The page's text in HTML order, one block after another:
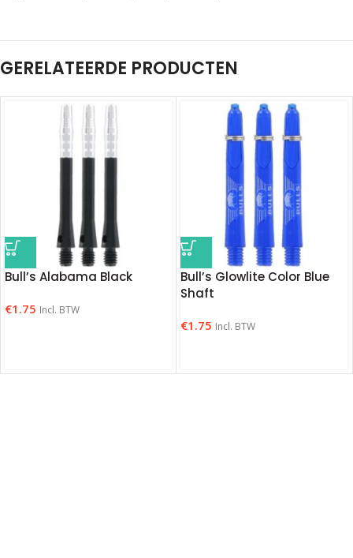
GERELATEERDE PRODUCTEN
Bull’s Alabama Black
€1.75 Incl. BTW
Bull’s Glowlite Color Blue
Shaft
€1.75 Incl. BTW